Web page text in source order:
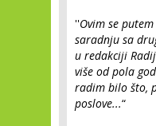
''Ovim se
saradnju sa
u redakciji
više od pola
radim bilo što,
poslove...“